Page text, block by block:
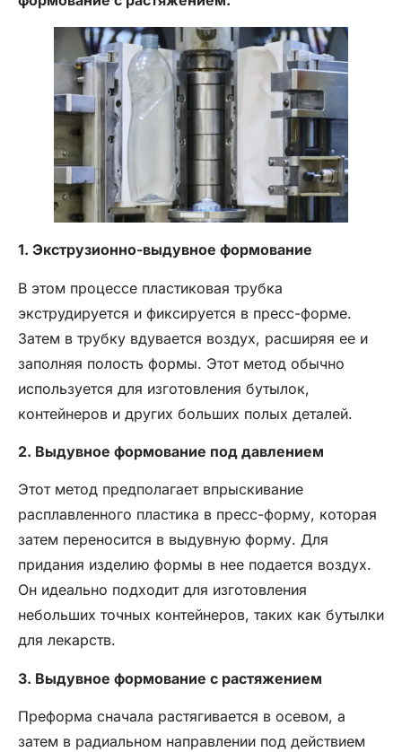
1. Экструзионно-выдувное формование
В этом процессе пластиковая трубка
экструдируется и фиксируется в пресс-форме.
Затем в трубку вдувается воздух, расширяя ее и
заполняя полость формы. Этот метод обычно
используется для изготовления бутылок,
контейнеров и других больших полых деталей.
2. Выдувное формование под давлением
Этот метод предполагает впрыскивание
расплавленного пластика в пресс-форму, которая
затем переносится в выдувную форму. Для
придания изделию формы в нее подается воздух.
Он идеально подходит для изготовления
небольших точных контейнеров, таких как бутылки
для лекарств.
3. Выдувное формование с растяжением
Преформа сначала растягивается в осевом, а
затем в радиальном направлении под действием